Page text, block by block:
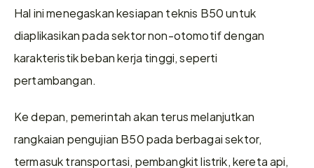
Hal ini menegaskan kesiapan teknis B50 untuk
diaplikasikan pada sektor non-otomotif dengan
karakteristik beban kerja tinggi, seperti
pertambangan.
Ke depan, pemerintah akan terus melanjutkan
rangkaian pengujian B50 pada berbagai sektor,
termasuk transportasi, pembangkit listrik, kereta api,